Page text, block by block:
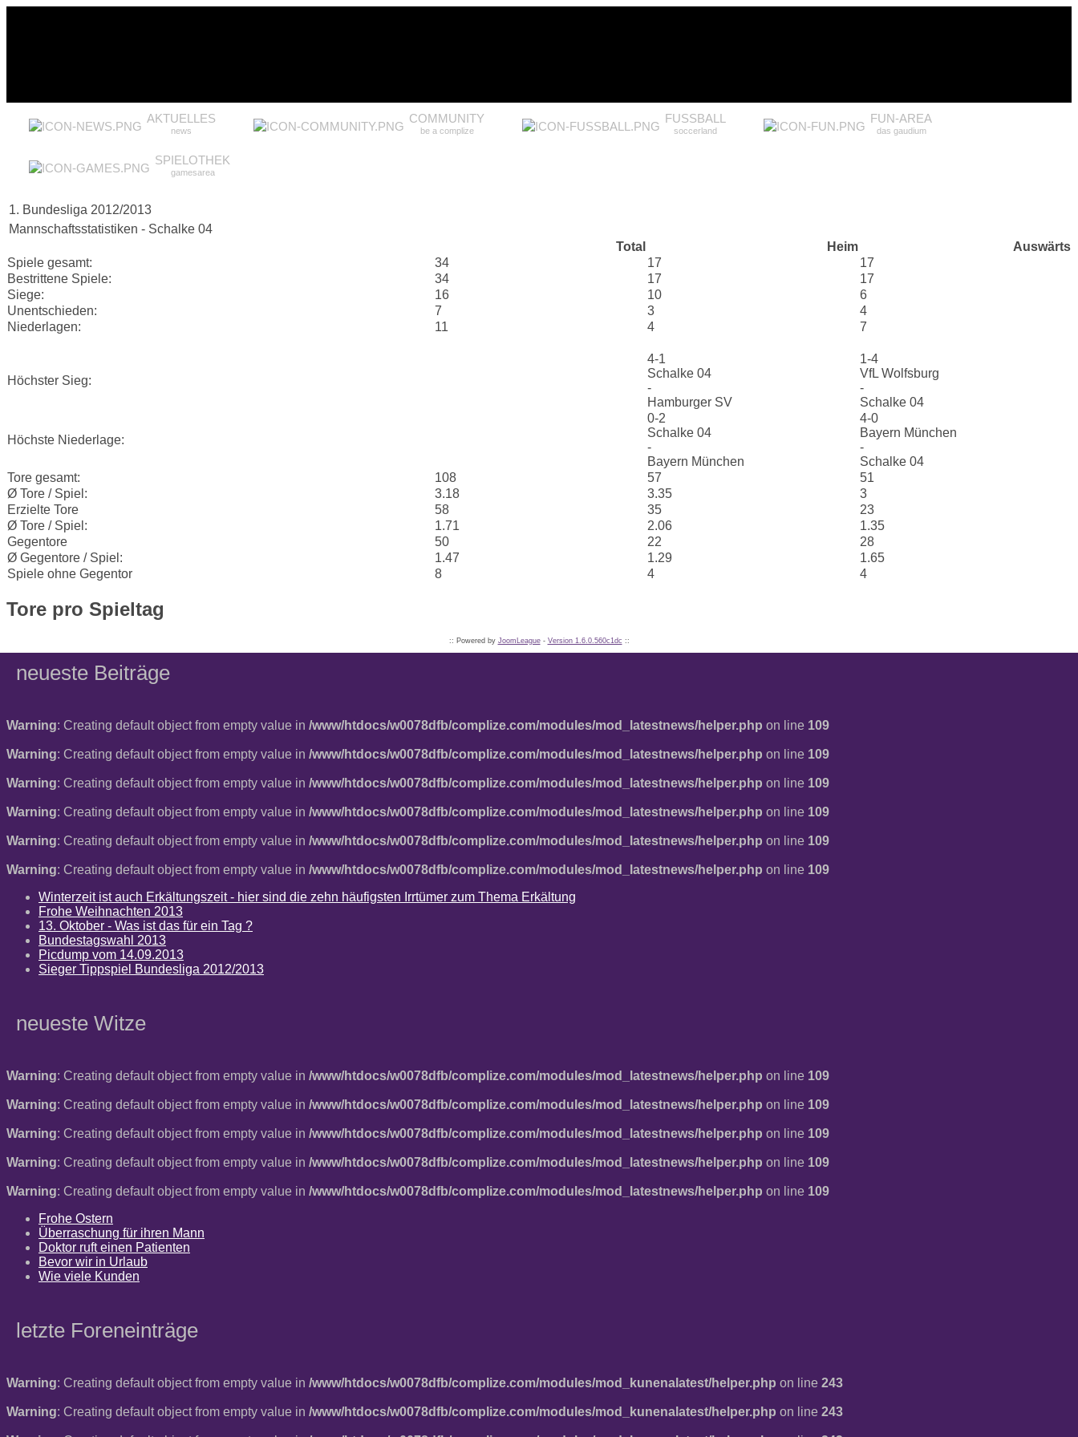
AKTUELLES
news
COMMUNITY
be a complize
FUSSBALL
soccerland
FUN-AREA
das gaudium
SPIELOTHEK
gamesarea
1. Bundesliga 2012/2013
Mannschaftsstatistiken - Schalke 04
Total
Heim
Auswärts
Spiele gesamt:
34 17
17
Bestrittene Spiele:
34 17
17
Siege:
16 10
6
Unentschieden:
7 3
4
Niederlagen:
11 4 7
Höchster Sieg:
4-1
Schalke 04
-
Hamburger SV
1-4
VfL Wolfsburg
-
Schalke 04
Höchste Niederlage:
0-2
Schalke 04
-
Bayern München
4-0
Bayern München
-
Schalke 04
Tore gesamt:
108 57
51
Ø Tore / Spiel:
3.18 3.35
3
Erzielte Tore
58 35
23
Ø Tore / Spiel:
1.71 2.06
1.35
Gegentore
50 22
28
Ø Gegentore / Spiel:
1.47 1.29
1.65
Spiele ohne Gegentor
8 4 4
Tore pro Spieltag
:: Powered by JoomLeague- Version 1.6.0.560c1dc ::
neueste Beiträge
Warning: Creating default object from empty value in /www/htdocs/w0078dfb/complize.com/modules/mod_latestnews/helper.php on line 109
Warning: Creating default object from empty value in /www/htdocs/w0078dfb/complize.com/modules/mod_latestnews/helper.php on line 109
Warning: Creating default object from empty value in /www/htdocs/w0078dfb/complize.com/modules/mod_latestnews/helper.php on line 109
Warning: Creating default object from empty value in /www/htdocs/w0078dfb/complize.com/modules/mod_latestnews/helper.php on line 109
Warning: Creating default object from empty value in /www/htdocs/w0078dfb/complize.com/modules/mod_latestnews/helper.php on line 109
Warning: Creating default object from empty value in /www/htdocs/w0078dfb/complize.com/modules/mod_latestnews/helper.php on line 109
Winterzeit ist auch Erkältungszeit - hier sind die zehn häufigsten Irrtümer zum Thema Erkältung
Frohe Weihnachten 2013
13. Oktober - Was ist das für ein Tag ?
Bundestagswahl 2013
Picdump vom 14.09.2013
Sieger Tippspiel Bundesliga 2012/2013
neueste Witze
Warning: Creating default object from empty value in /www/htdocs/w0078dfb/complize.com/modules/mod_latestnews/helper.php on line 109
Warning: Creating default object from empty value in /www/htdocs/w0078dfb/complize.com/modules/mod_latestnews/helper.php on line 109
Warning: Creating default object from empty value in /www/htdocs/w0078dfb/complize.com/modules/mod_latestnews/helper.php on line 109
Warning: Creating default object from empty value in /www/htdocs/w0078dfb/complize.com/modules/mod_latestnews/helper.php on line 109
Warning: Creating default object from empty value in /www/htdocs/w0078dfb/complize.com/modules/mod_latestnews/helper.php on line 109
Frohe Ostern
Überraschung für ihren Mann
Doktor ruft einen Patienten
Bevor wir in Urlaub
Wie viele Kunden
letzte Foreneinträge
Warning: Creating default object from empty value in /www/htdocs/w0078dfb/complize.com/modules/mod_kunenalatest/helper.php on line 243
Warning: Creating default object from empty value in /www/htdocs/w0078dfb/complize.com/modules/mod_kunenalatest/helper.php on line 243